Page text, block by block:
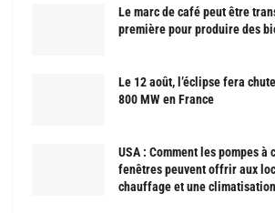
Le marc de café peut être
première pour produire des
Le 12 août, l’éclipse fera
800 MW en France
USA : Comment les pompes à
fenêtres peuvent offrir aux
chauffage et une